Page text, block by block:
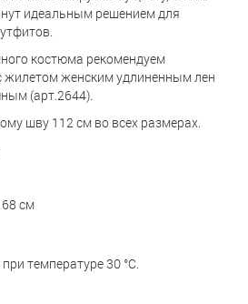
идеальным решением для
костюма рекомендуем
женским удлиненным лен
(арт.2644).
шву 112 см во всех размерах.
см
температуре 30 °С.